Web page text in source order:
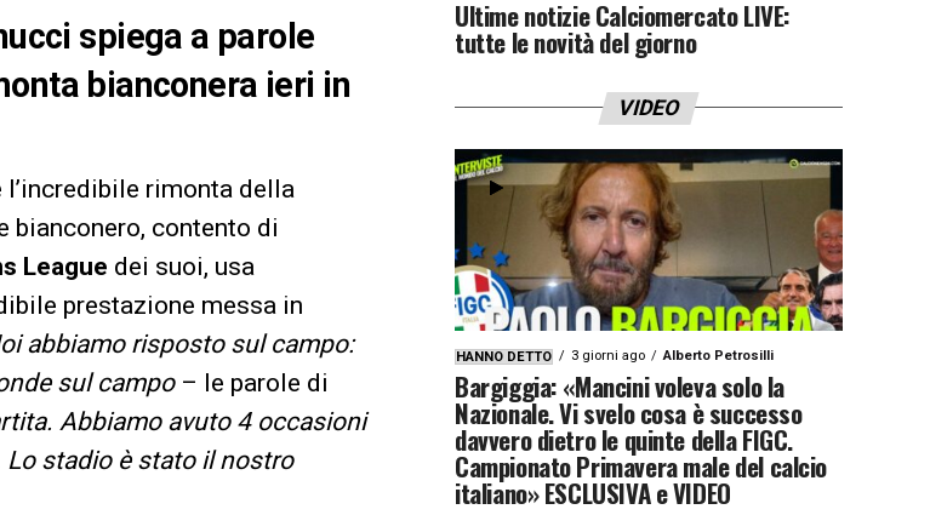
spiega a parole
bianconera ieri in
l’incredibile rimonta della
bianconero, contento di
League dei suoi, usa
prestazione messa in
abbiamo risposto sul campo:
sul campo – le parole di
Abbiamo avuto 4 occasioni
Lo stadio è stato il nostro
Ultime notizie Calciomercato LIVE:
tutte le novità del giorno
VIDEO
HANNO DETTO 3 giorni ago Alberto Petrosilli
Bargiggia: «Mancini voleva solo la
Nazionale. Vi svelo cosa è successo
davvero dietro le quinte della FIGC.
Campionato Primavera male del calcio
italiano» ESCLUSIVA e VIDEO